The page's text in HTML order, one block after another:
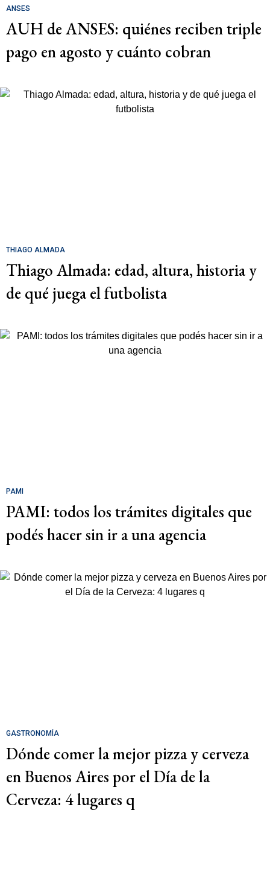
ANSES
AUH de ANSES: quiénes reciben triple
pago en agosto y cuánto cobran
THIAGO ALMADA
Thiago Almada: edad, altura, historia y
de qué juega el futbolista
PAMI
PAMI: todos los trámites digitales que
podés hacer sin ir a una agencia
GASTRONOMÍA
Dónde comer la mejor pizza y cerveza
en Buenos Aires por el Día de la
Cerveza: 4 lugares q